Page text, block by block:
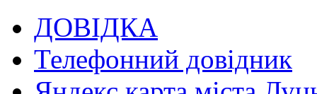
ДОВІДКА
Телефонний довідник